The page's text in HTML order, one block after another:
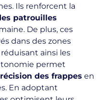
Ils renforcent la
patrouilles
De plus, ces
dans des zones
ainsi les
permet
des frappes en
En adoptant